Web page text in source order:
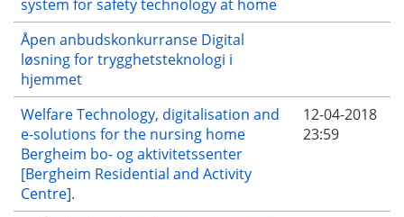
system for safety technology at home
Åpen anbudskonkurranse Digital
løsning for trygghetsteknologi i
hjemmet
Welfare Technology, digitalisation and
e-solutions for the nursing home
Bergheim bo- og aktivitetssenter
[Bergheim Residential and Activity
Centre].
12-04-2018
23:59